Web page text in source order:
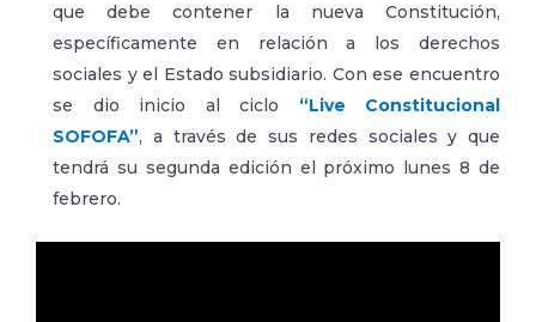
que debe contener la nueva Constitución,
específicamente en relación a los derechos
sociales y el Estado subsidiario. Con ese encuentro
se dio inicio al ciclo “Live Constitucional
SOFOFA”, a través de sus redes sociales y que
tendrá su segunda edición el próximo lunes 8 de
febrero.